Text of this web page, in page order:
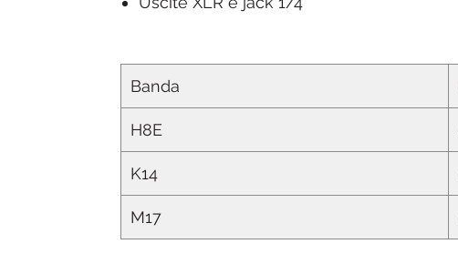
Banda
H8E
K14
M17